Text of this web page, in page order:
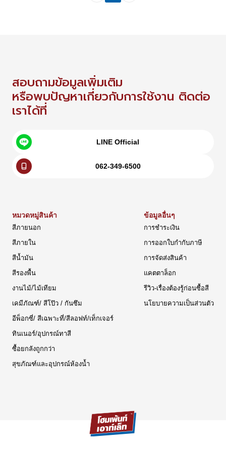
สอบถามข้อมูลเพิ่มเติม
หรือพบปัญหาเกี่ยวกับการใช้งาน ติดต่อ
เราได้ที่
LINE Official
062-349-6500
หมวดหมู่สินค้า
สีภายนอก
สีภายใน
สีน้ำมัน
สีรองพื้น
งานไม้/ไม้เทียม
เคมีภัณฑ์/ สีโป๊ว / กันซึม
อีพ็อกซี่/ สีเฉพาะที่/สีลอฟท์/เท็กเจอร์
ทินเนอร์/อุปกรณ์ทาสี
ซื้อยกลังถูกกว่า
สุขภัณฑ์และอุปกรณ์ห้องน้ำ
ข้อมูลอื่นๆ
การชำระเงิน
การออกใบกำกับภาษี
การจัดส่งสินค้า
แคตตาล็อก
รีวิว-เรื่องต้องรู้ก่อนซื้อสี
นโยบายความเป็นส่วนตัว